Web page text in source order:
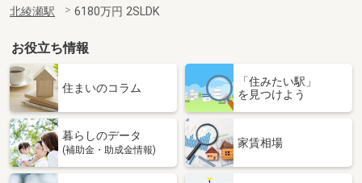
北綾瀬駅
6180万円 2SLDK
お役立ち情報
住まいのコラム
「住みたい駅」
を見つけよう
暮らしのデータ
(補助金・助成金情報)
家賃相場